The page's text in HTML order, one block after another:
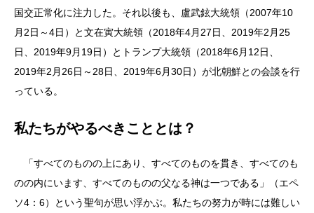
国交正常化に注力した。それ以後も、盧武鉉大統領（2007年10
月2日～4日）と文在寅大統領（2018年4月27日、2019年2月25
日、2019年9月19日）とトランプ大統領（2018年6月12日、
2019年2月26日～28日、2019年6月30日）が北朝鮮との会談を行
っている。
私たちがやるべきこととは？
「すべてのものの上にあり、すべてのものを貫き、すべてのも
のの内にいます、すべてのものの父なる神は一つである」（エペ
ソ4：6）という聖句が思い浮かぶ。私たちの努力が時には難しい